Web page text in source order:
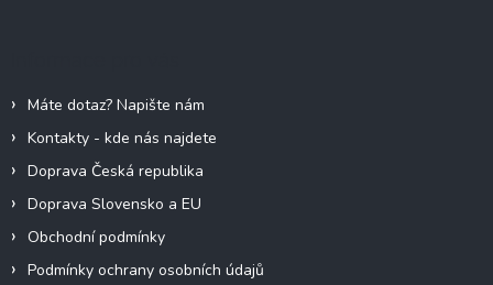
s
Máte dotaz? Napište nám
Kontakty - kde nás najdete
Doprava Česká republika
Doprava Slovensko a EU
Obchodní podmínky
Podmínky ochrany osobních údajů